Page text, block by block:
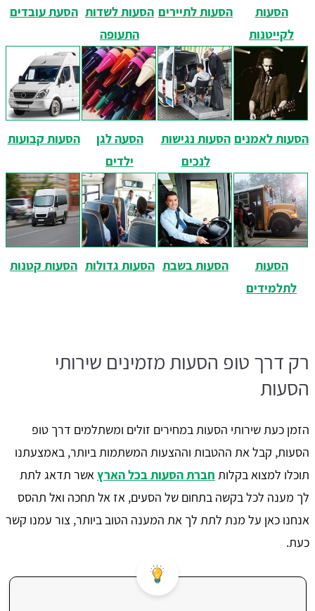
הסעות
לקייטנות
הסעות לתיירים הסעות לשדות
התעופה
הסעת עובדים
הסעות לאמנים הסעות נגישות
לנכים
הסעה לגן
ילדים
הסעות קבועות
הסעות
לתלמידים
הסעות בשבת הסעות גדולות הסעות קטנות
רק דרך טופ הסעות מזמינים שירותי
הסעות
הזמן כעת שירותי הסעות במחירים זולים ומשתלמים דרך טופ
הסעות, קבל את ההטבות וההצעות המשתמות ביותר, באמצעתנו
תוכלו למצוא בקלות חברת הסעות בכל הארץאשר תדאג לתת
לך מענה לכל בקשה בתחום של הסעים, אז אל תחכה ואל תהסס
אנחנו כאן על מנת לתת לך את המענה הטוב ביותר, צור עמנו קשר
כעת.